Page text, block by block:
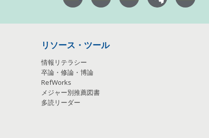
リソース・ツール
情報リテラシー
卒論・修論・博論
RefWorks
メジャー別推薦図書
多読リーダー